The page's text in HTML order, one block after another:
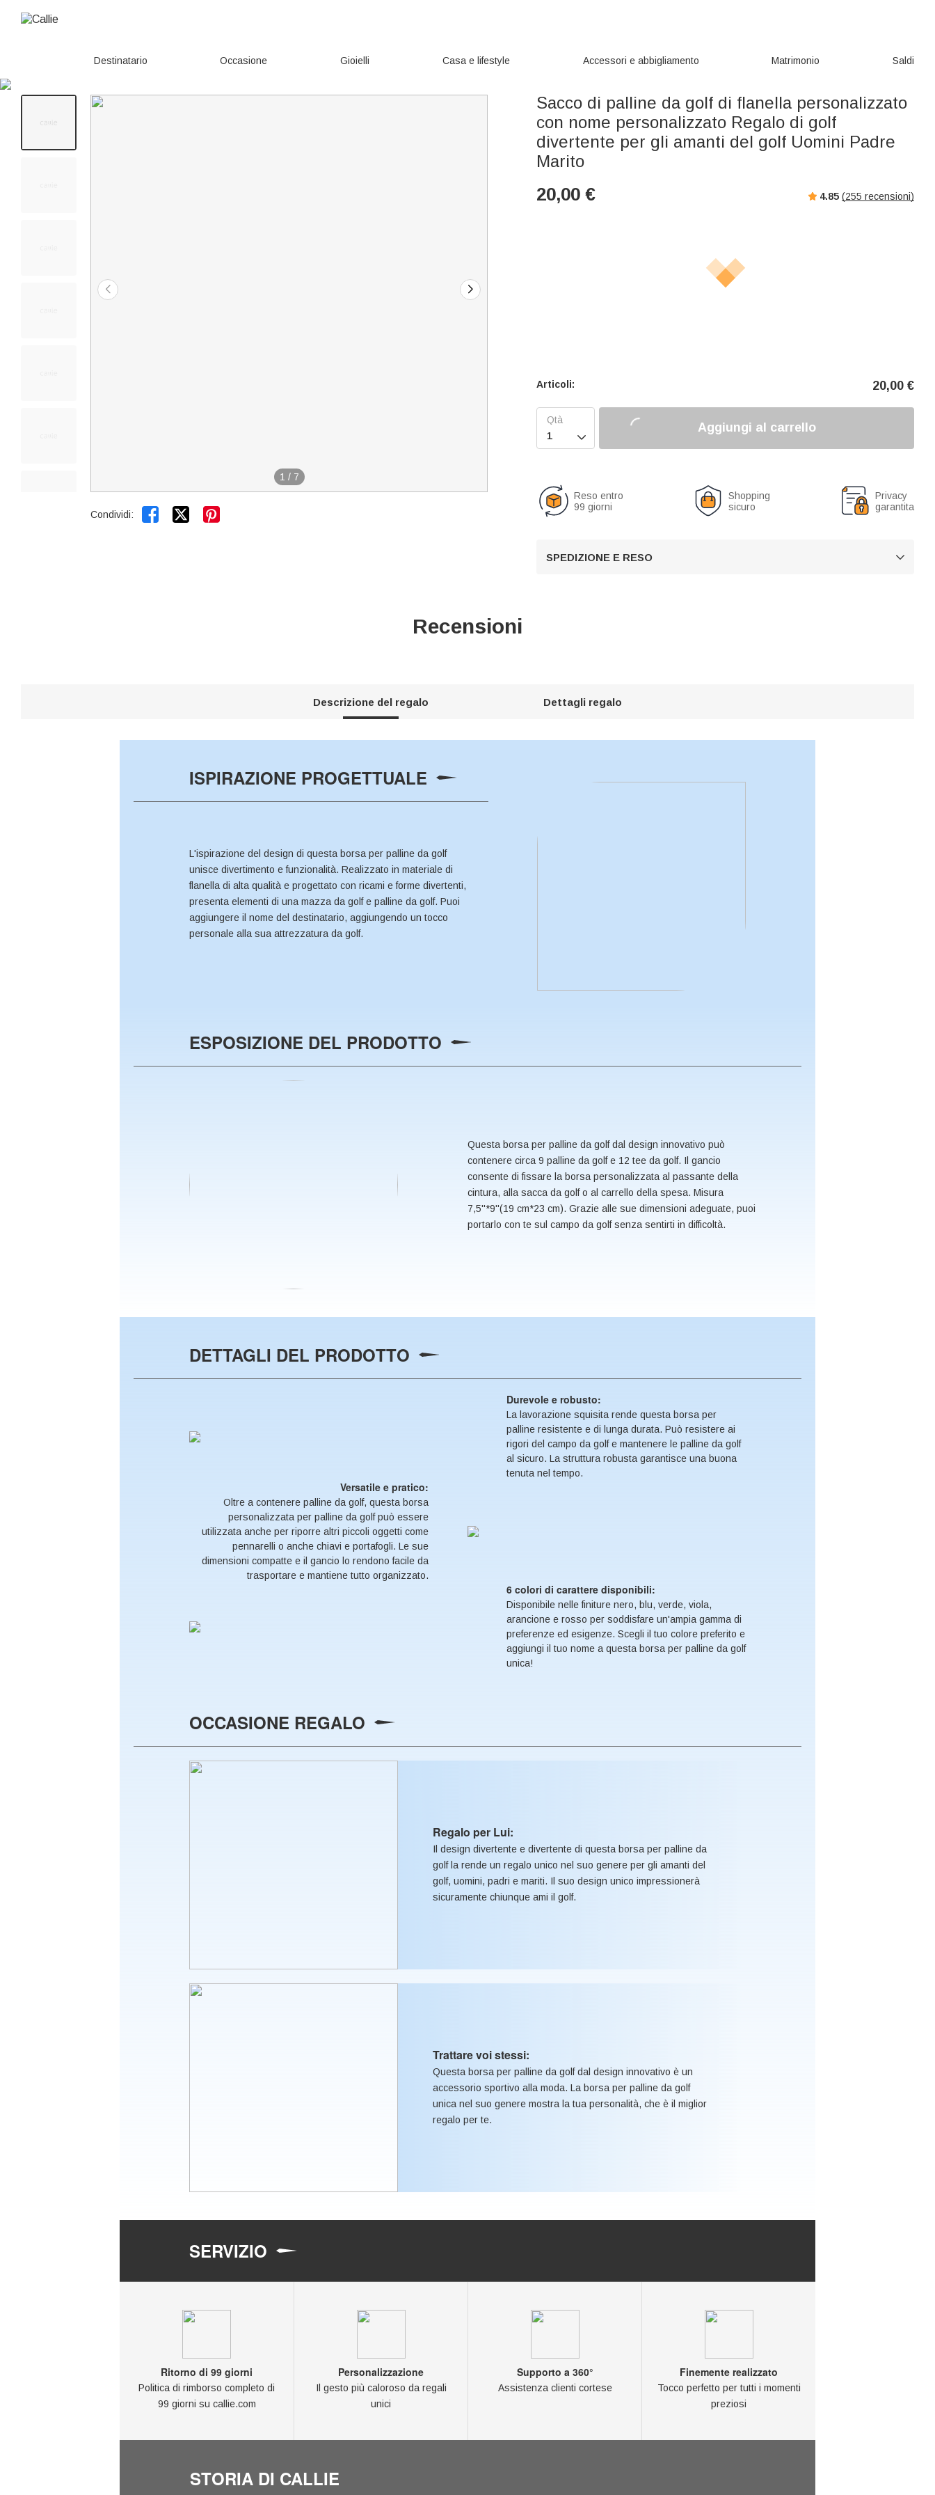
Destinatario Occasione Gioielli Casa e lifestyle Accessori e abbigliamento Matrimonio Saldi
1 / 7
Condividi:  
Sacco di palline da golf di flanella personalizzato
con nome personalizzato Regalo di golf
divertente per gli amanti del golf Uomini Padre
Marito
20,00 € 4.85 (255 recensioni)
Articoli: 20,00 €

Aggiungi al carrello
Reso entro
99 giorni
Shopping
sicuro
Privacy
garantita
SPEDIZIONE E RESO 
Recensioni
Descrizione del regalo Dettagli regalo
ISPIRAZIONE PROGETTUALE
L'ispirazione del design di questa borsa per palline da golf
unisce divertimento e funzionalità. Realizzato in materiale di
flanella di alta qualità e progettato con ricami e forme divertenti,
presenta elementi di una mazza da golf e palline da golf. Puoi
aggiungere il nome del destinatario, aggiungendo un tocco
personale alla sua attrezzatura da golf.
ESPOSIZIONE DEL PRODOTTO
Questa borsa per palline da golf dal design innovativo può
contenere circa 9 palline da golf e 12 tee da golf. Il gancio
consente di fissare la borsa personalizzata al passante della
cintura, alla sacca da golf o al carrello della spesa. Misura
7,5''*9''(19 cm*23 cm). Grazie alle sue dimensioni adeguate, puoi
portarlo con te sul campo da golf senza sentirti in difficoltà.
DETTAGLI DEL PRODOTTO
Durevole e robusto:
La lavorazione squisita rende questa borsa per
palline resistente e di lunga durata. Può resistere ai
rigori del campo da golf e mantenere le palline da golf
al sicuro. La struttura robusta garantisce una buona
tenuta nel tempo.
Versatile e pratico:
Oltre a contenere palline da golf, questa borsa
personalizzata per palline da golf può essere
utilizzata anche per riporre altri piccoli oggetti come
pennarelli o anche chiavi e portafogli. Le sue
dimensioni compatte e il gancio lo rendono facile da
trasportare e mantiene tutto organizzato.
6 colori di carattere disponibili:
Disponibile nelle finiture nero, blu, verde, viola,
arancione e rosso per soddisfare un'ampia gamma di
preferenze ed esigenze. Scegli il tuo colore preferito e
aggiungi il tuo nome a questa borsa per palline da golf
unica!
OCCASIONE REGALO
Regalo per Lui:
Il design divertente e divertente di questa borsa per palline da
golf la rende un regalo unico nel suo genere per gli amanti del
golf, uomini, padri e mariti. Il suo design unico impressionerà
sicuramente chiunque ami il golf.
Trattare voi stessi:
Questa borsa per palline da golf dal design innovativo è un
accessorio sportivo alla moda. La borsa per palline da golf
unica nel suo genere mostra la tua personalità, che è il miglior
regalo per te.
SERVIZIO
Ritorno di 99 giorni
Politica di rimborso completo di
99 giorni su callie.com
Personalizzazione
Il gesto più caloroso da regali
unici
Supporto a 360°
Assistenza clienti cortese
Finemente realizzato
Tocco perfetto per tutti i momenti
preziosi
STORIA DI CALLIE